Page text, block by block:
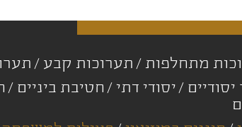
מתחלפות תערוכות קבע
יסודי דתי חטיבת ביניים